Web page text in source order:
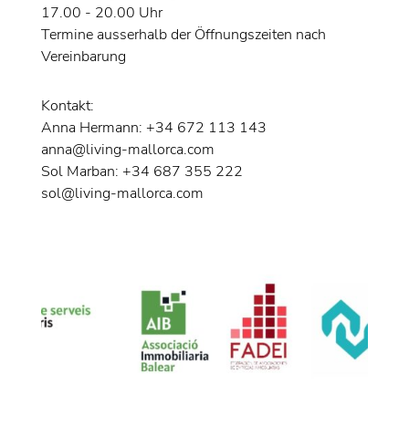
17.00 - 20.00 Uhr
Termine ausserhalb der Öffnungszeiten nach
Vereinbarung
Kontakt:
Anna Hermann: +34 672 113 143
anna@living-mallorca.com
Sol Marban: +34 687 355 222
sol@living-mallorca.com